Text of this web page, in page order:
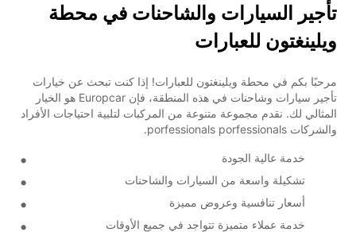
تأجير السيارات والشاحنات في محطة
ويلينغتون للعبارات
مرحبًا بكم في محطة ويلينغتون للعبارات! إذا كنت تبحث عن خيارات
تأجير سيارات وشاحنات في هذه المنطقة، فإن Europcar هو الخيار
المثالي لك. نقدم مجموعة متنوعة من المركبات لتلبية احتياجات الأفراد
والشركات porfessionals porfessionals.
خدمة عالية الجودة
تشكيلة واسعة من السيارات والشاحنات
أسعار تنافسية وعروض مميزة
خدمة عملاء متميزة تتواجد في جميع الأوقات